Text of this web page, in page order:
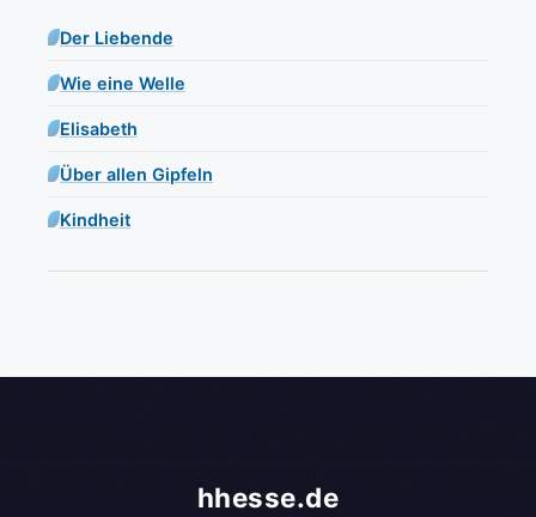
Der Liebende
Wie eine Welle
Elisabeth
Über allen Gipfeln
Kindheit
hhesse.de